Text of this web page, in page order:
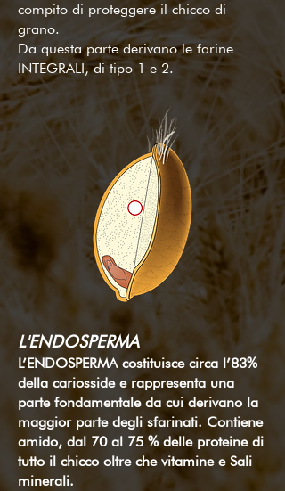
compito di proteggere il chicco di
grano.
Da questa parte derivano le farine
INTEGRALI, di tipo 1 e 2.
L'ENDOSPERMA
L’ENDOSPERMA costituisce circa l’83%
della cariosside e rappresenta una
parte fondamentale da cui derivano la
maggior parte degli sfarinati. Contiene
amido, dal 70 al 75 % delle proteine di
tutto il chicco oltre che vitamine e Sali
minerali.